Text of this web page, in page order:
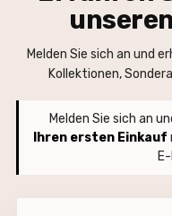
Melden Sie sich an und
Kollektionen,
Melden Sie sich an
Ihren ersten Einkauf